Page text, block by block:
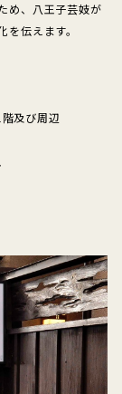
め、八王子芸妓が
伝えます。
及び周辺